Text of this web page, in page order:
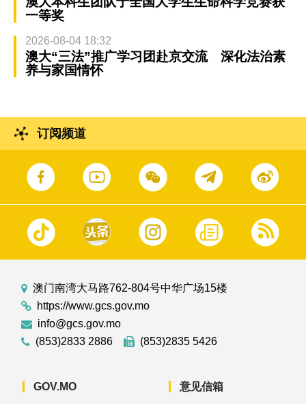
一等奖
2026-08-04 18:32
澳大“三法”推广学习团赴京交流 深化法治素
养与家国情怀
订阅频道
澳门南湾大马路762-804号中华广场15楼
https://www.gcs.gov.mo
info@gcs.gov.mo
(853)2833 2886
(853)2835 5426
GOV.MO 意见信箱